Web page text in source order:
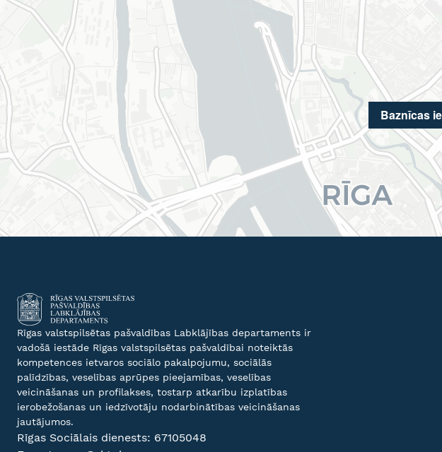
Baznīcas
Rīgas valstspilsētas pašvaldības Labklājības departaments ir
vadošā iestāde Rīgas valstspilsētas pašvaldībai noteiktās
kompetences ietvaros sociālo pakalpojumu, sociālās
palīdzības, veselības aprūpes pieejamības, veselības
veicināšanas un profilakses, tostarp atkarību izplatības
ierobežošanas un iedzīvotāju nodarbinātības veicināšanas
jautājumos.
Rīgas Sociālais dienests: 67105048